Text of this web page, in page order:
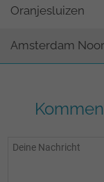
Oranjesluizen
Amsterdam